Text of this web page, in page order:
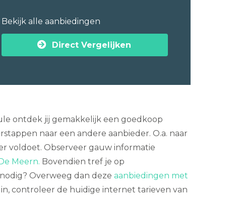
Bekijk alle aanbiedingen
Direct Vergelijken
ontdek jij gemakkelijk een goedkoop
naar een andere aanbieder. O.a. naar
voldoet. Observeer gauw informatie
Meern. Bovendien tref je op
Overweeg dan deze aanbiedingen met
controleer de huidige internet tarieven van